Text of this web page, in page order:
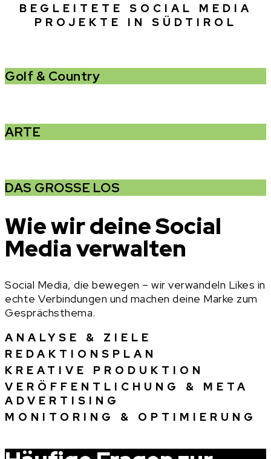
BEGLEITETE SOCIAL MEDIA
PROJEKTE IN SÜDTIROL
Golf & Country
ARTE
DAS GROSSE LOS
Wie wir deine Social
Media verwalten
Social Media, die bewegen – wir verwandeln Likes in
echte Verbindungen und machen deine Marke zum
Gesprächsthema.
ANALYSE & ZIELE
REDAKTIONSPLAN
KREATIVE PRODUKTION
VERÖFFENTLICHUNG & META
ADVERTISING
MONITORING & OPTIMIERUNG